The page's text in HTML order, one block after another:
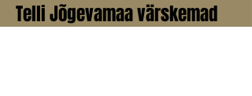
Telli Jõgevamaa värskemad